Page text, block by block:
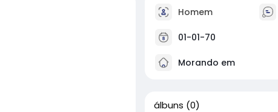
Homem
01-01-70
Morando em
álbuns (0)